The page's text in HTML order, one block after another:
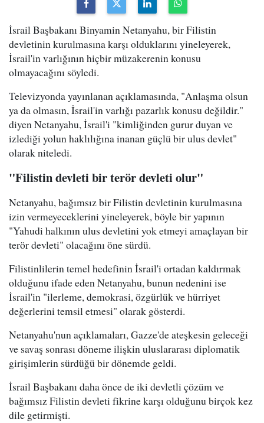
İsrail Başbakanı Binyamin Netanyahu, bir Filistin
devletinin kurulmasına karşı olduklarını yineleyerek,
İsrail'in varlığının hiçbir müzakerenin konusu
olmayacağını söyledi.
Televizyonda yayınlanan açıklamasında, "Anlaşma olsun
ya da olmasın, İsrail'in varlığı pazarlık konusu değildir."
diyen Netanyahu, İsrail'i "kimliğinden gurur duyan ve
izlediği yolun haklılığına inanan güçlü bir ulus devlet"
olarak niteledi.
"Filistin devleti bir terör devleti olur"
Netanyahu, bağımsız bir Filistin devletinin kurulmasına
izin vermeyeceklerini yineleyerek, böyle bir yapının
"Yahudi halkının ulus devletini yok etmeyi amaçlayan bir
terör devleti" olacağını öne sürdü.
Filistinlilerin temel hedefinin İsrail'i ortadan kaldırmak
olduğunu ifade eden Netanyahu, bunun nedenini ise
İsrail'in "ilerleme, demokrasi, özgürlük ve hürriyet
değerlerini temsil etmesi" olarak gösterdi.
Netanyahu'nun açıklamaları, Gazze'de ateşkesin geleceği
ve savaş sonrası döneme ilişkin uluslararası diplomatik
girişimlerin sürdüğü bir dönemde geldi.
İsrail Başbakanı daha önce de iki devletli çözüm ve
bağımsız Filistin devleti fikrine karşı olduğunu birçok kez
dile getirmişti.